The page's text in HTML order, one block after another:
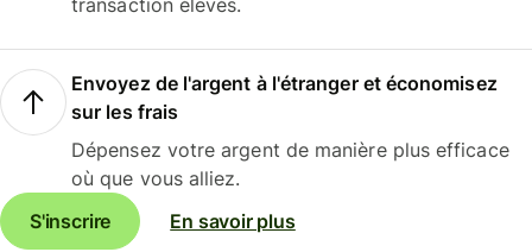
transaction élevés.
Envoyez de l'argent à l'étranger et économisez
sur les frais
Dépensez votre argent de manière plus efficace
où que vous alliez.
S'inscrire
En savoir plus